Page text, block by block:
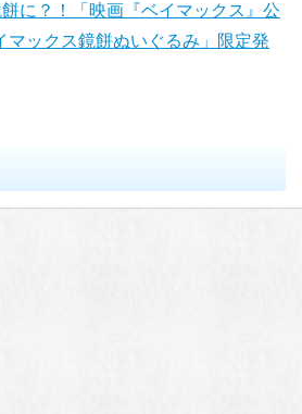
に？！「映画『ベイマックス』公
マックス鏡餅ぬいぐるみ」限定発